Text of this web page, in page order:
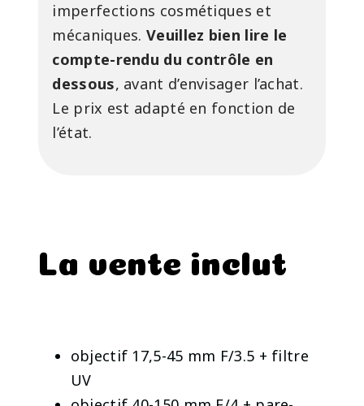
imperfections cosmétiques et
mécaniques.Veuillez bien lire le
compte-rendu du contrôle en
dessous, avant d’envisager l’achat.
Le prix est adapté en fonction de
l’état.
La vente inclut
objectif 17,5-45 mm F/3.5 + filtre
UV